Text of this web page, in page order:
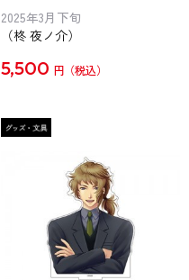
2025年3月下旬
（柊 夜ノ介）
5,500 円